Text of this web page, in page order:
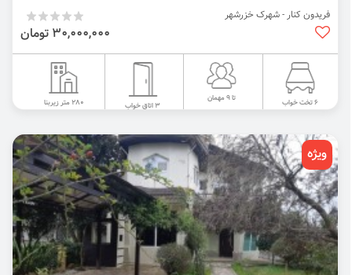
فریدون کنار - شهرک خزرشهر
30,000,000 تومان
6 تخت خواب تا 9 مهمان
3 اتاق خواب 280 متر زیربنا
ویژه